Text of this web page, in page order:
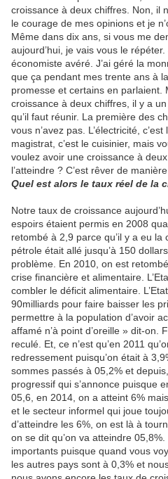
croissance à deux chiffres. Non, il
le courage de mes opinions et je
Même dans dix ans, si vous me
aujourd’hui, je vais vous le
économiste avéré. J’ai géré la
que ça pendant mes trente ans à
promesse et certains en parlaient.
croissance à deux chiffres, il y a
qu’il faut réunir. La première des
vous n’avez pas. L’électricité,
magistrat, c’est le cuisinier, mais
voulez avoir une croissance à
l’atteindre ? C’est rêver de
Quel est alors le taux réel de la
Notre taux de croissance
espoirs étaient permis en 2008
retombé à 2,9 parce qu’il y a eu
pétrole était allé jusqu’à 150
problème. En 2010, on est
crise financière et alimentaire.
combler le déficit alimentaire.
90milliards pour faire baisser les
permettre à la population d’avoir
affamé n’à point d’oreille » dit-on.
reculé. Et, ce n’est qu’en 2011
redressement puisqu’on était à
sommes passés à 05,2% et
progressif qui s’annonce puisque
05,6, en 2014, on a atteint 6%
et le secteur informel qui joue
d’atteindre les 6%, on est là à
on se dit qu’on va atteindre
importants puisque quand vous
les autres pays sont à 0,3% et